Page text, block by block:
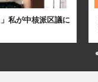
私が中核派区議に